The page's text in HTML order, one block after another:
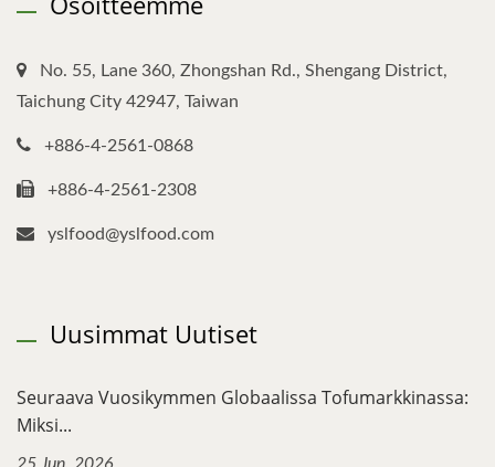
No. 55, Lane 360, Zhongshan Rd., Shengang District,
Taichung City 42947, Taiwan
+886-4-2561-0868
+886-4-2561-2308
yslfood@yslfood.com
Uusimmat Uutiset
Seuraava Vuosikymmen Globaalissa Tofumarkkinassa:
Miksi...